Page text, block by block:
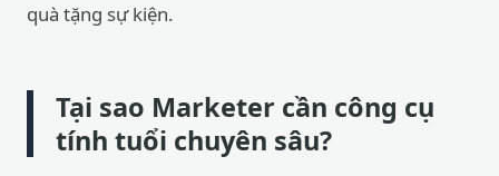
quà tặng sự kiện.
Tại sao Marketer cần công cụ
tính tuổi chuyên sâu?